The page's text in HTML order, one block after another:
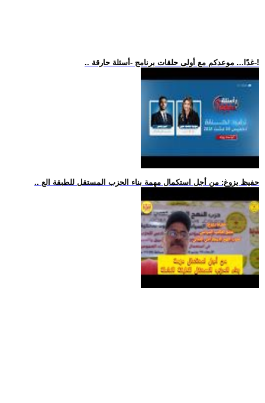
.. غدًا... موعدكم مع أولى حلقات برنامج -أسئلة حارقة-!
.. حفيظ يزوغ: من أجل استكمال مهمة بناء الحزب المستقل للطبقة الع